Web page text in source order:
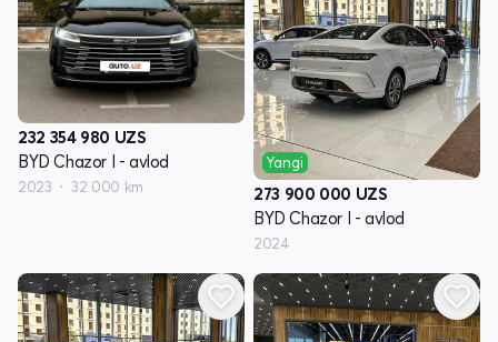
232 354 980 UZS
BYD Chazor I - avlod
2023 32 000 km
Yangi
273 900 000 UZS
BYD Chazor I - avlod
2024